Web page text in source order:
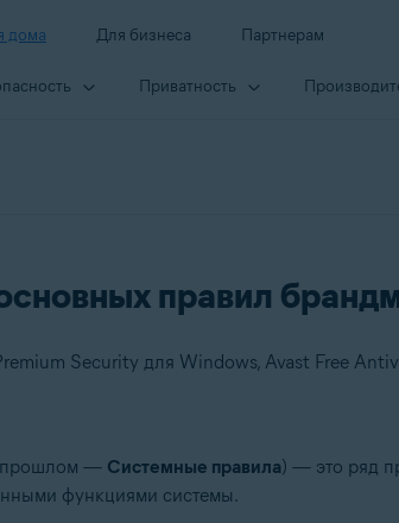
дома Для бизнеса Партнерам
Приватность
правил
Security для Windows, Avast Free
23.x для Windows
— Системные правила) — это ряд
функциями системы.